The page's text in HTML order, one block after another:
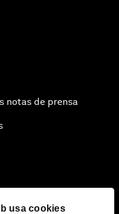
usa cookies
notas de prensa